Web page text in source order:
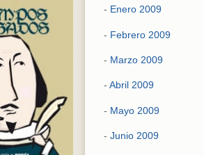
- Enero 2009
- Febrero 2009
- Marzo 2009
-Abril 2009
- Mayo 2009
-Junio 2009